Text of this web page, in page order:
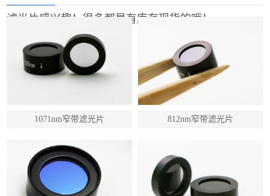
滤光片感兴趣！很多都是有库存现货的哦！
1071nm窄带滤光片 812nm窄带滤光片